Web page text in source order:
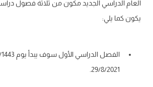
الدراسي الجديد مكون من ثلاثة فصول دراسية،
كما يلي:
الفصل الدراسي
29/8/2021.